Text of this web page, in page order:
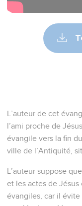
L’auteur de cet
l’ami proche de
évangile vers la fin
ville de l’Antiquité,
L’auteur suppose
et les actes de Jésus
évangiles, car il